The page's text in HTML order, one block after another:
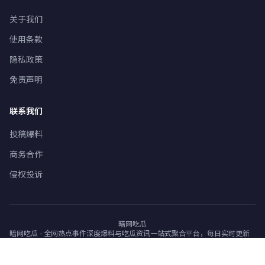
关于我们
使用条款
隐私政策
免责声明
联系我们
投稿爆料
商务合作
侵权投诉
暗网吃瓜
暗网吃瓜 - 全网热点事件深度爆料与吃瓜资讯一站式聚合平台，每日实时更新